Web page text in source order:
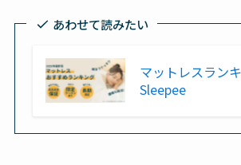
あわせて読みたい
マットレスラン
Sleepee